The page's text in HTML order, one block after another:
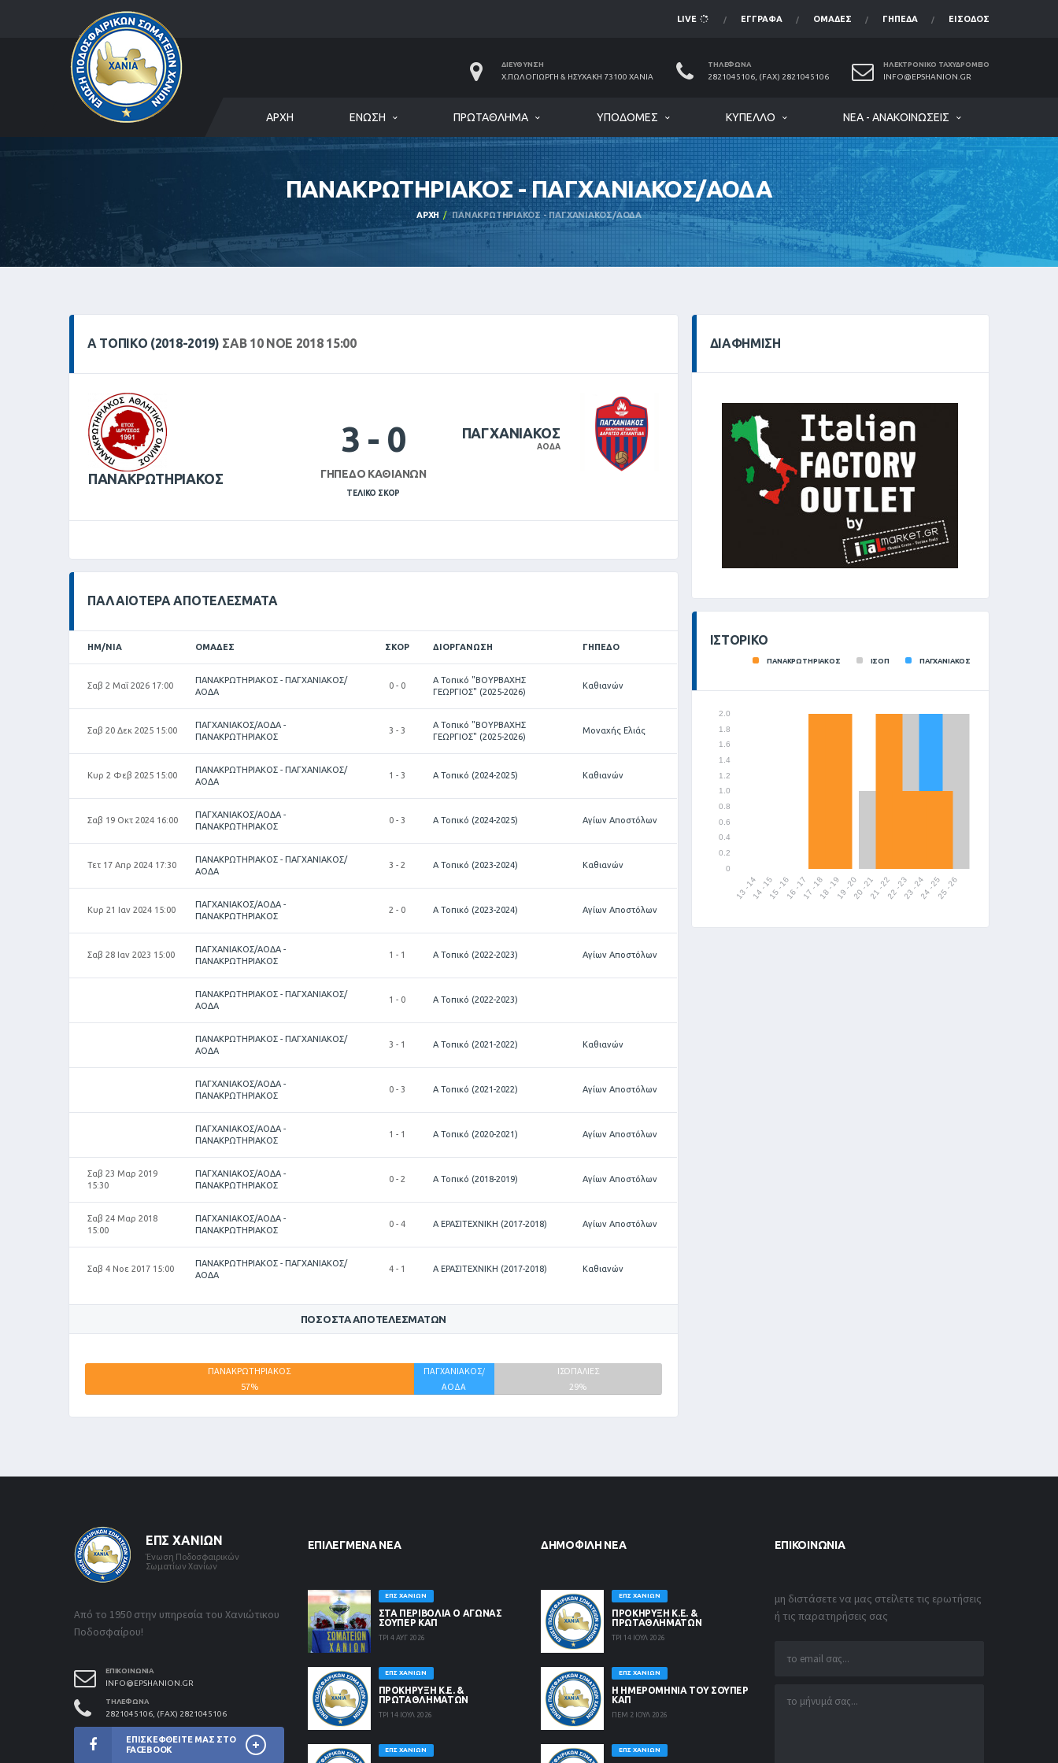
LIVE ΈΓΓΡΑΦΑ ΟΜΆΔΕΣ ΓΉΠΕΔΑ ΕΊΣΟΔΟΣ
ΔΙΕΎΘΥΝΣΗ
Χ.ΠΩΛΟΓΙΏΡΓΗ & ΗΣΥΧΆΚΗ 73100 ΧΑΝΙΆ
ΤΗΛΈΦΩΝΑ
2821045106, (FAX) 2821045106
ΗΛΕΚΤΡΟΝΙΚΌ ΤΑΧΥΔΡΟΜΕΊΟ
INFO@EPSHANION.GR
ΑΡΧΉ ΈΝΩΣΗ ΠΡΩΤΆΘΛΗΜΑ ΥΠΟΔΟΜΈΣ ΚΎΠΕΛΛΟ ΝΈΑ - ΑΝΑΚΟΙΝΏΣΕΙΣ
ΠΑΝΑΚΡΩΤΗΡΙΑΚΟΣ - ΠΑΓΧΑΝΙΑΚΟΣ/ΑΟΔΑ
ΑΡΧΉ ΠΑΝΑΚΡΩΤΗΡΙΑΚΟΣ - ΠΑΓΧΑΝΙΑΚΟΣ/ΑΟΔΑ
Α ΤΟΠΙΚΌ (2018-2019) ΣΑΒ 10 ΝΟΕ 2018 15:00
ΠΑΝΑΚΡΩΤΗΡΙΑΚΟΣ
3 - 0
ΓΉΠΕΔΟ ΚΑΘΙΑΝΏΝ
ΤΕΛΙΚΌ ΣΚΟΡ
ΠΑΓΧΑΝΙΑΚΟΣ
ΑΟΔΑ
ΠΑΛΑΙΌΤΕΡΑ ΑΠΟΤΕΛΈΣΜΑΤΑ
ΗΜ/ΝΊΑ ΟΜΆΔΕΣ ΣΚΟΡ ΔΙΟΡΓΆΝΩΣΗ ΓΉΠΕΔΟ
Σαβ 2 Μαΐ 2026 17:00
ΠΑΝΑΚΡΩΤΗΡΙΑΚΟΣ - ΠΑΓΧΑΝΙΑΚΟΣ/
ΑΟΔΑ
0 - 0
Α Τοπικό "ΒΟΥΡΒΑΧΗΣ
ΓΕΩΡΓΙΟΣ" (2025-2026)
Καθιανών
Σαβ 20 Δεκ 2025 15:00
ΠΑΓΧΑΝΙΑΚΟΣ/ΑΟΔΑ -
ΠΑΝΑΚΡΩΤΗΡΙΑΚΟΣ
3 - 3
Α Τοπικό "ΒΟΥΡΒΑΧΗΣ
ΓΕΩΡΓΙΟΣ" (2025-2026)
Μοναχής Ελιάς
Κυρ 2 Φεβ 2025 15:00
ΠΑΝΑΚΡΩΤΗΡΙΑΚΟΣ - ΠΑΓΧΑΝΙΑΚΟΣ/
ΑΟΔΑ
1 - 3 Α Τοπικό (2024-2025) Καθιανών
Σαβ 19 Οκτ 2024 16:00
ΠΑΓΧΑΝΙΑΚΟΣ/ΑΟΔΑ -
ΠΑΝΑΚΡΩΤΗΡΙΑΚΟΣ
0 - 3 Α Τοπικό (2024-2025) Αγίων Αποστόλων
Τετ 17 Απρ 2024 17:30
ΠΑΝΑΚΡΩΤΗΡΙΑΚΟΣ - ΠΑΓΧΑΝΙΑΚΟΣ/
ΑΟΔΑ
3 - 2 Α Τοπικό (2023-2024) Καθιανών
Κυρ 21 Ιαν 2024 15:00
ΠΑΓΧΑΝΙΑΚΟΣ/ΑΟΔΑ -
ΠΑΝΑΚΡΩΤΗΡΙΑΚΟΣ
2 - 0 Α Τοπικό (2023-2024) Αγίων Αποστόλων
Σαβ 28 Ιαν 2023 15:00
ΠΑΓΧΑΝΙΑΚΟΣ/ΑΟΔΑ -
ΠΑΝΑΚΡΩΤΗΡΙΑΚΟΣ
1 - 1 Α Τοπικό (2022-2023) Αγίων Αποστόλων
ΠΑΝΑΚΡΩΤΗΡΙΑΚΟΣ - ΠΑΓΧΑΝΙΑΚΟΣ/
ΑΟΔΑ
1 - 0 Α Τοπικό (2022-2023)
ΠΑΝΑΚΡΩΤΗΡΙΑΚΟΣ - ΠΑΓΧΑΝΙΑΚΟΣ/
ΑΟΔΑ
3 - 1 Α Τοπικό (2021-2022) Καθιανών
ΠΑΓΧΑΝΙΑΚΟΣ/ΑΟΔΑ -
ΠΑΝΑΚΡΩΤΗΡΙΑΚΟΣ
0 - 3 Α Τοπικό (2021-2022) Αγίων Αποστόλων
ΠΑΓΧΑΝΙΑΚΟΣ/ΑΟΔΑ -
ΠΑΝΑΚΡΩΤΗΡΙΑΚΟΣ
1 - 1 Α Τοπικό (2020-2021) Αγίων Αποστόλων
Σαβ 23 Μαρ 2019
15:30
ΠΑΓΧΑΝΙΑΚΟΣ/ΑΟΔΑ -
ΠΑΝΑΚΡΩΤΗΡΙΑΚΟΣ
0 - 2 Α Τοπικό (2018-2019) Αγίων Αποστόλων
Σαβ 24 Μαρ 2018
15:00
ΠΑΓΧΑΝΙΑΚΟΣ/ΑΟΔΑ -
ΠΑΝΑΚΡΩΤΗΡΙΑΚΟΣ
0 - 4 Α ΕΡΑΣΙΤΕΧΝΙΚΗ (2017-2018) Αγίων Αποστόλων
Σαβ 4 Νοε 2017 15:00
ΠΑΝΑΚΡΩΤΗΡΙΑΚΟΣ - ΠΑΓΧΑΝΙΑΚΟΣ/
ΑΟΔΑ
4 - 1 Α ΕΡΑΣΙΤΕΧΝΙΚΗ (2017-2018) Καθιανών
ΠΟΣΟΣΤΆ ΑΠΟΤΕΛΕΣΜΆΤΩΝ
ΠΑΝΑΚΡΩΤΗΡΙΑΚΟΣ
57%
ΠΑΓΧΑΝΙΑΚΟΣ/
ΑΟΔΑ
ΙΣΟΠΑΛΙΕΣ
29%
ΔΙΑΦΉΜΙΣΗ
ΙΣΤΟΡΙΚΌ
ΠΑΝΑΚΡΩΤΗΡΙΑΚΟΣ ΙΣΟΠ ΠΑΓΧΑΝΙΑΚΟΣ
ΕΠΣ ΧΑΝΊΩΝ
Ένωση Ποδοσφαιρικών
Σωματίων Χανίων
Από το 1950 στην υπηρεσία του Χανιώτικου
Ποδοσφαίρου!
ΕΠΙΚΟΙΝΩΝΊΑ
INFO@EPSHANION.GR
ΤΗΛΈΦΩΝΑ
2821045106, (FAX) 2821045106
ΕΠΙΣΚΕΦΘΕΊΤΕ ΜΑΣ ΣΤΟ
FACEBOOK
ΕΠΙΛΕΓΜΈΝΑ ΝΈΑ
ΕΠΣ ΧΑΝΊΩΝ
ΣΤΑ ΠΕΡΙΒΟΛΙΑ Ο ΑΓΩΝΑΣ
ΣΟΥΠΕΡ ΚΑΠ
ΤΡΙ 4 ΑΥΓ 2026
ΕΠΣ ΧΑΝΊΩΝ
ΠΡΟΚΗΡΥΞΗ Κ.Ε. &
ΠΡΩΤΑΘΛΗΜΑΤΩΝ
ΤΡΙ 14 ΙΟΥΛ 2026
ΕΠΣ ΧΑΝΊΩΝ
ΔΗΜΟΦΙΛΉ ΝΈΑ
ΕΠΣ ΧΑΝΊΩΝ
ΠΡΟΚΗΡΥΞΗ Κ.Ε. &
ΠΡΩΤΑΘΛΗΜΑΤΩΝ
ΤΡΙ 14 ΙΟΥΛ 2026
ΕΠΣ ΧΑΝΊΩΝ
Η ΗΜΕΡΟΜΗΝΙΑ ΤΟΥ ΣΟΥΠΕΡ
ΚΑΠ
ΠΕΜ 2 ΙΟΥΛ 2026
ΕΠΣ ΧΑΝΊΩΝ
ΕΠΙΚΟΙΝΩΝΊΑ
μη διστάσετε να μας στείλετε τις ερωτήσεις
ή τις παρατηρήσεις σας